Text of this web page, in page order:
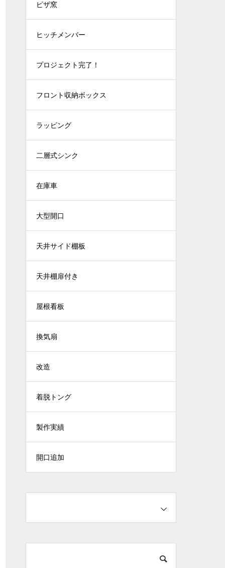
ピザ窯
ヒッチメンバー
プロジェクト完了！
フロント収納ボックス
ラッピング
二層式シンク
在庫車
大型開口
天井サイド棚板
天井棚扉付き
屋根看板
換気扇
改造
着脱トング
製作実績
開口追加